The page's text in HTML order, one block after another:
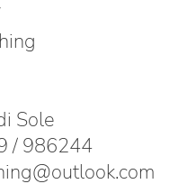
Sole
/ 986244